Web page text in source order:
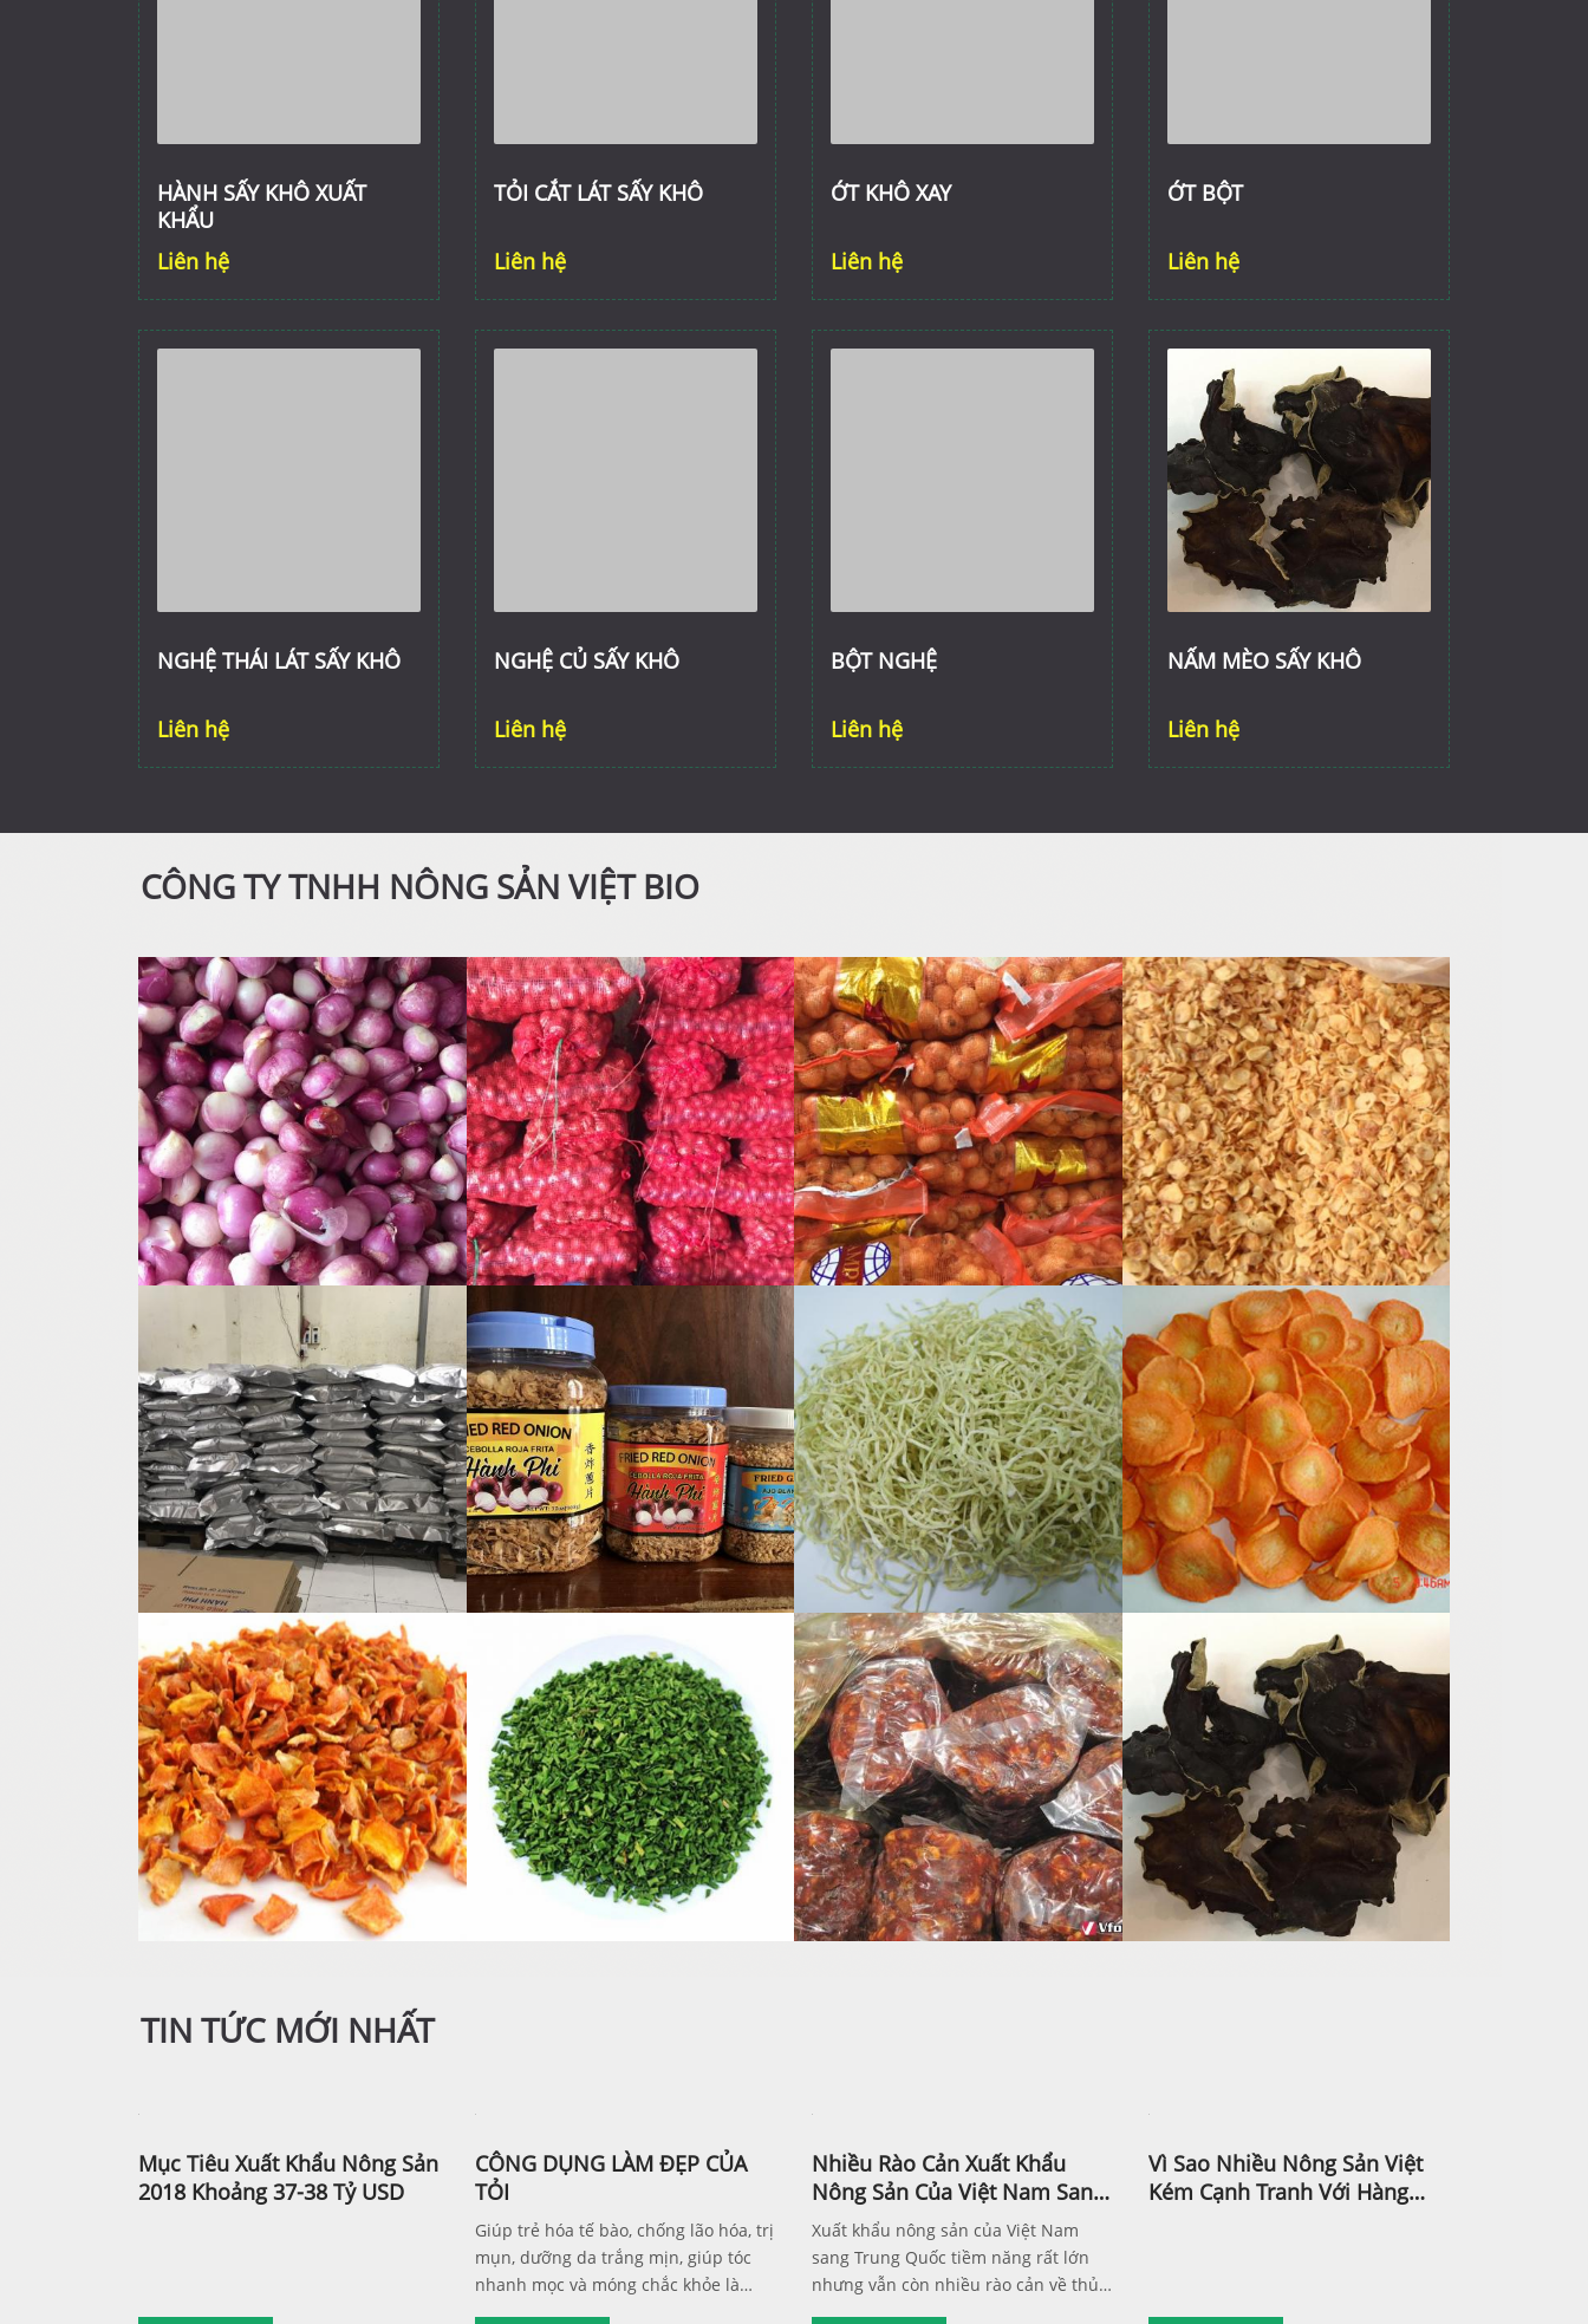
HÀNH SẤY KHÔ XUẤT
KHẨU
Liên hệ
TỎI CẮT LÁT SẤY KHÔ
Liên hệ
ỚT KHÔ XAY
Liên hệ
ỚT BỘT
Liên hệ
NGHỆ THÁI LÁT SẤY KHÔ
Liên hệ
NGHỆ CỦ SẤY KHÔ
Liên hệ
BỘT NGHỆ
Liên hệ
NẤM MÈO SẤY KHÔ
Liên hệ
CÔNG TY TNHH NÔNG SẢN VIỆT BIO
TIN TỨC MỚI NHẤT
Mục Tiêu Xuất Khẩu Nông Sản
2018 Khoảng 37-38 Tỷ USD
CÔNG DỤNG LÀM ĐẸP CỦA
TỎI
Giúp trẻ hóa tế bào, chống lão hóa, trị
mụn, dưỡng da trắng mịn, giúp tóc
nhanh mọc và móng chắc khỏe là
Nhiều Rào Cản Xuất Khẩu
Nông Sản Của Việt Nam Sang
Trung Quốc
Xuất khẩu nông sản của Việt Nam
sang Trung Quốc tiềm năng rất lớn
nhưng vẫn còn nhiều rào cản về thủ
Vì Sao Nhiều Nông Sản Việt
Kém Cạnh Tranh Với Hàng